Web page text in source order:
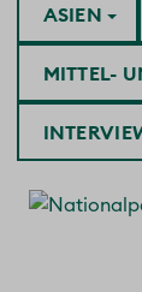
ASIEN
MITTEL-